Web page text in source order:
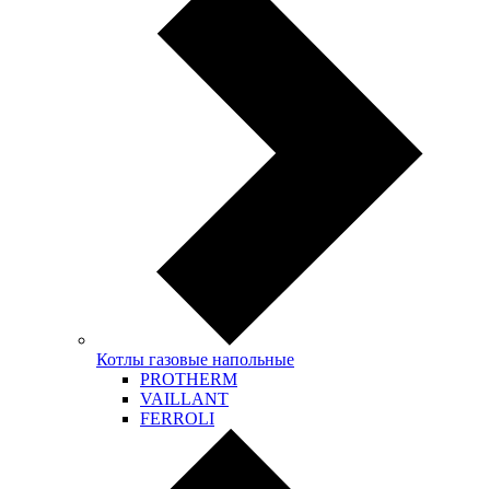
Котлы газовые напольные
PROTHERM
VAILLANT
FERROLI